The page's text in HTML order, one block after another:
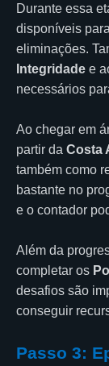
Durante essa
disponíveis
eliminações.
Integridade e
necessários
Ao chegar em
partir da Costa
também como
bastante no
e o contador
Além da
completar os
desafios são
conseguir
Passo 3: